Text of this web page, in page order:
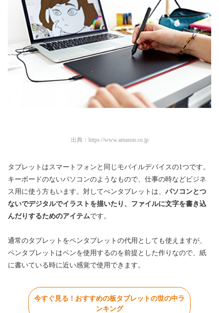
出典： https://www.amazon.co.jp
タブレットはスマートフォンと同じモバイルデバイスの1つです。
キーボードのないパソコンのようなもので、仕事の時などビジネ
ス用に使う方もいます。対してぺンタブレットは、 パソコンとつ
ないでデジタルでイラストを描いたり、ファイルに文字を書き込
んだりするためのアイテムです。
通常のタブレットをペンタブレットの代用としても使えますが、
ペンタブレットはペンを使用するのを前提とした作りなので、紙
に書いている時に近い感覚で使用できます。
今すぐ見る！おすすめの板タブレットの世の中ラ
ンキング